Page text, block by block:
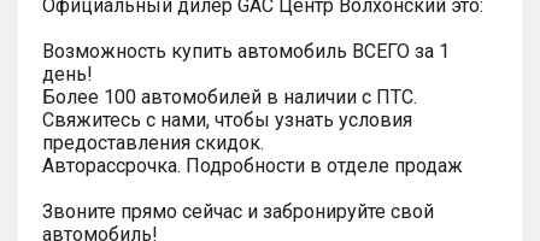
Официальный дилер GAC Центр Волхонский это:
Возможность купить автомобиль ВСЕГО за 1
день!
Более 100 автомобилей в наличии с ПТС.
Свяжитесь с нами, чтобы узнать условия
предоставления скидок.
Авторассрочка. Подробности в отделе продаж
Звоните прямо сейчас и забронируйте свой
автомобиль!